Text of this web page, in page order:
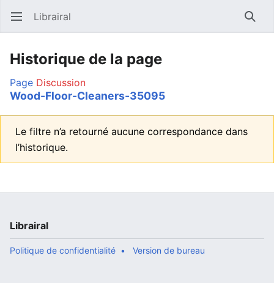
Ouvrir le menu principal Librairal
Historique de la page
Page Discussion
Wood-Floor-Cleaners-35095
Le filtre n’a retourné aucune correspondance dans
l’historique.
Librairal
Politique de confidentialité Version de bureau